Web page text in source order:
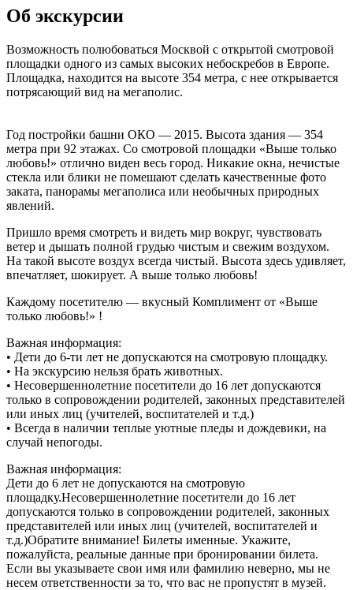
Об экскурсии
Возможность полюбоваться Москвой с открытой смотровой
площадки одного из самых высоких небоскребов в Европе.
Площадка, находится на высоте 354 метра, с нее открывается
потрясающий вид на мегаполис.
Год постройки башни ОКО — 2015. Высота здания — 354
метра при 92 этажах. Со смотровой площадки «Выше только
любовь!» отлично виден весь город. Никакие окна, нечистые
стекла или блики не помешают сделать качественные фото
заката, панорамы мегаполиса или необычных природных
явлений.
Пришло время смотреть и видеть мир вокруг, чувствовать
ветер и дышать полной грудью чистым и свежим воздухом.
На такой высоте воздух всегда чистый. Высота здесь удивляет,
впечатляет, шокирует. А выше только любовь!
Каждому посетителю — вкусный Комплимент от «Выше
только любовь!» !
Важная информация:
• Дети до 6-ти лет не допускаются на смотровую площадку.
• На экскурсию нельзя брать животных.
• Несовершеннолетние посетители до 16 лет допускаются
только в сопровождении родителей, законных представителей
или иных лиц (учителей, воспитателей и т.д.)
• Всегда в наличии теплые уютные пледы и дождевики, на
случай непогоды.
Важная информация:
Дети до 6 лет не допускаются на смотровую
площадку.Несовершеннолетние посетители до 16 лет
допускаются только в сопровождении родителей, законных
представителей или иных лиц (учителей, воспитателей и
т.д.)Обратите внимание! Билеты именные. Укажите,
пожалуйста, реальные данные при бронировании билета.
Если вы указываете свои имя или фамилию неверно, мы не
несем ответственности за то, что вас не пропустят в музей.